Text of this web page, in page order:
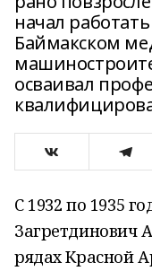
начал
Баймакском
осваивал
С 1932 по 1935
Загретдинович
рядах Красной